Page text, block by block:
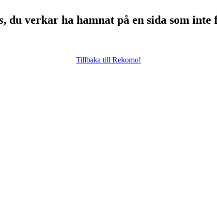
, du verkar ha hamnat på en sida som inte
Tillbaka till Rekomo!